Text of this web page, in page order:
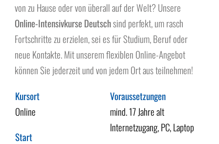
von zu Hause oder von überall auf der Welt? Unsere
Online-Intensivkurse Deutschsind perfekt, um rasch
Fortschritte zu erzielen, sei es für Studium, Beruf oder
neue Kontakte. Mit unserem flexiblen Online-Angebot
können Sie jederzeit und von jedem Ort aus teilnehmen!
Kursort
Online
Start
Voraussetzungen
mind. 17 Jahre alt
Internetzugang, PC, Laptop